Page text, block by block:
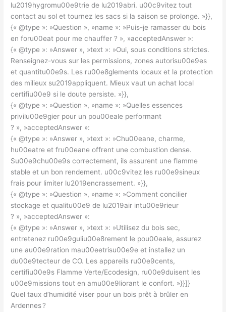
lu2019hygromu00e9trie de lu2019abri. u00c9vitez tout
contact au sol et tournez les sacs si la saison se prolonge. »}},
{« @type »: »Question », »name »: »Puis-je ramasser du bois
en foru00eat pour me chauffer ? », »acceptedAnswer »:
{« @type »: »Answer », »text »: »Oui, sous conditions strictes.
Renseignez-vous sur les permissions, zones autorisu00e9es
et quantitu00e9s. Les ru00e8glements locaux et la protection
des milieux su2019appliquent. Mieux vaut un achat local
certifiu00e9 si le doute persiste. »}},
{« @type »: »Question », »name »: »Quelles essences
privilu00e9gier pour un pou00eale performant
? », »acceptedAnswer »:
{« @type »: »Answer », »text »: »Chu00eane, charme,
hu00eatre et fru00eane offrent une combustion dense.
Su00e9chu00e9s correctement, ils assurent une flamme
stable et un bon rendement. u00c9vitez les ru00e9sineux
frais pour limiter lu2019encrassement. »}},
{« @type »: »Question », »name »: »Comment concilier
stockage et qualitu00e9 de lu2019air intu00e9rieur
? », »acceptedAnswer »:
{« @type »: »Answer », »text »: »Utilisez du bois sec,
entretenez ru00e9guliu00e8rement le pou00eale, assurez
une au00e9ration mau00eetrisu00e9e et installez un
du00e9tecteur de CO. Les appareils ru00e9cents,
certifiu00e9s Flamme Verte/Ecodesign, ru00e9duisent les
u00e9missions tout en amu00e9liorant le confort. »}}]}
Quel taux d’humidité viser pour un bois prêt à brûler en
Ardennes ?